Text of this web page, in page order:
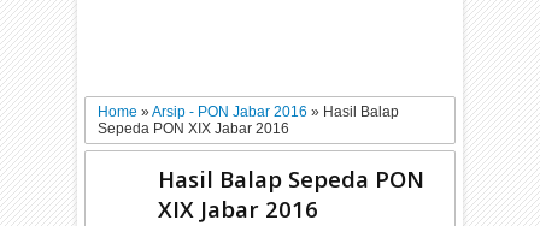
Home»Arsip - PON Jabar 2016» Hasil Balap
Sepeda PON XIX Jabar 2016
Hasil Balap Sepeda PON
XIX Jabar 2016